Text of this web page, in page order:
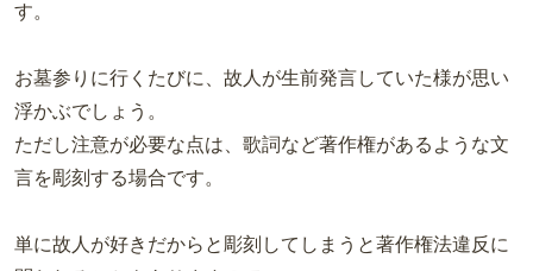
す。
お墓参りに行くたびに、故人が生前発言していた様が思い
浮かぶでしょう。
ただし注意が必要な点は、歌詞など著作権があるような文
言を彫刻する場合です。
単に故人が好きだからと彫刻してしまうと著作権法違反に